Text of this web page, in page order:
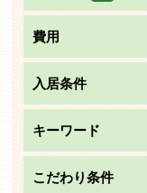
費用
入居条件
キーワード
こだわり条件